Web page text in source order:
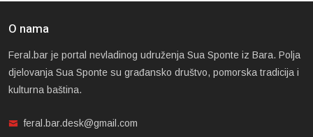
O nama
Feral.bar je portal nevladinog udruženja Sua Sponte iz Bara. Polja
djelovanja Sua Sponte su građansko društvo, pomorska tradicija i
kulturna baština.
feral.bar.desk@gmail.com